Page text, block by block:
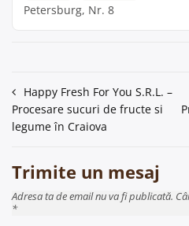
Petersburg, Nr. 8
Navigare
în
Happy Fresh For You S.R.L. –
Procesare sucuri de fructe si
legume în Craiova
Trimite un mesaj
Adresa ta de email nu va fi publicată.
*